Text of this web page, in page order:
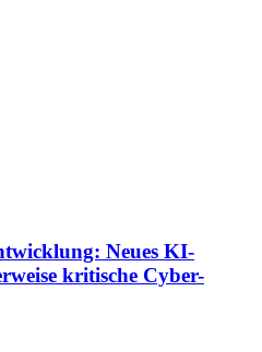
Neues KI-
kritische Cyber-